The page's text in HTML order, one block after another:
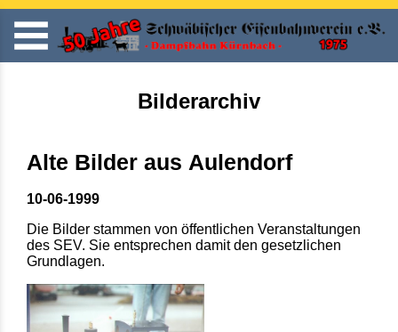
Bilderarchiv
Alte Bilder aus Aulendorf
10-06-1999
Die Bilder stammen von öffentlichen Veranstaltungen
des SEV. Sie entsprechen damit den gesetzlichen
Grundlagen.